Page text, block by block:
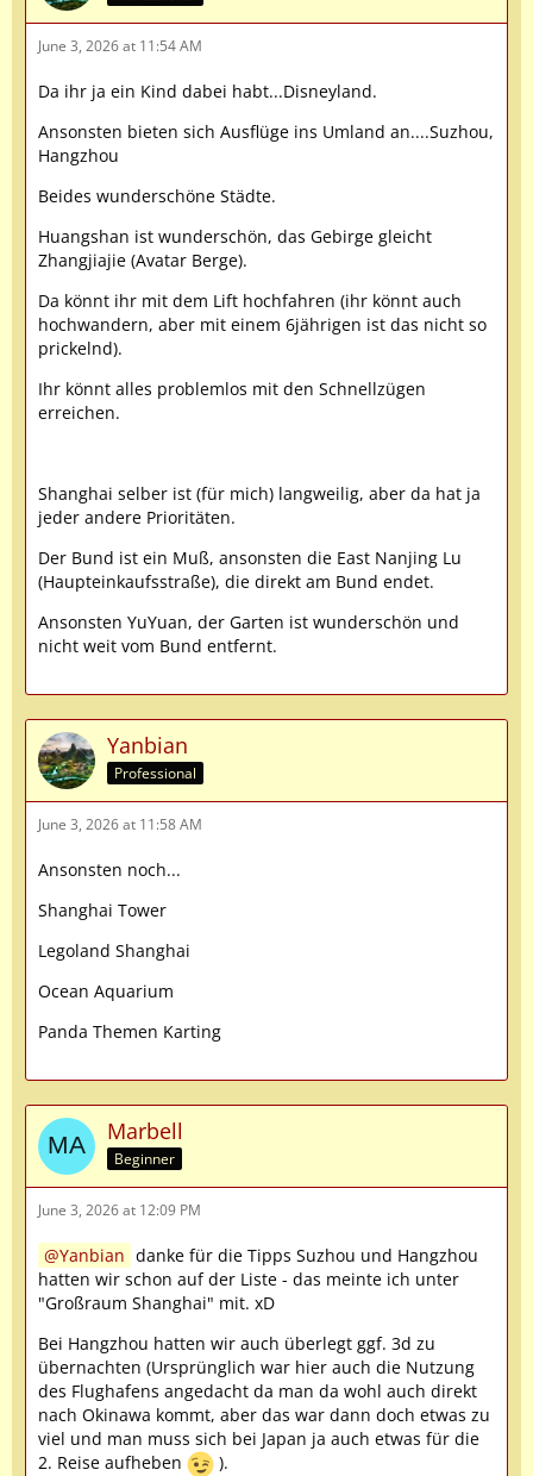
June 3, 2026 at 11:54 AM
Da ihr ja ein Kind dabei habt...Disneyland.
Ansonsten bieten sich Ausflüge ins Umland an....Suzhou,
Hangzhou
Beides wunderschöne Städte.
Huangshan ist wunderschön, das Gebirge gleicht
Zhangjiajie (Avatar Berge).
Da könnt ihr mit dem Lift hochfahren (ihr könnt auch
hochwandern, aber mit einem 6jährigen ist das nicht so
prickelnd).
Ihr könnt alles problemlos mit den Schnellzügen
erreichen.
Shanghai selber ist (für mich) langweilig, aber da hat ja
jeder andere Prioritäten.
Der Bund ist ein Muß, ansonsten die East Nanjing Lu
(Haupteinkaufsstraße), die direkt am Bund endet.
Ansonsten YuYuan, der Garten ist wunderschön und
nicht weit vom Bund entfernt.
Yanbian
Professional
June 3, 2026 at 11:58 AM
Ansonsten noch...
Shanghai Tower
Legoland Shanghai
Ocean Aquarium
Panda Themen Karting
Marbell
Beginner
June 3, 2026 at 12:09 PM
Yanbian danke für die Tipps Suzhou und Hangzhou
hatten wir schon auf der Liste - das meinte ich unter
"Großraum Shanghai" mit. xD
Bei Hangzhou hatten wir auch überlegt ggf. 3d zu
übernachten (Ursprünglich war hier auch die Nutzung
des Flughafens angedacht da man da wohl auch direkt
nach Okinawa kommt, aber das war dann doch etwas zu
viel und man muss sich bei Japan ja auch etwas für die
2. Reise aufheben
).